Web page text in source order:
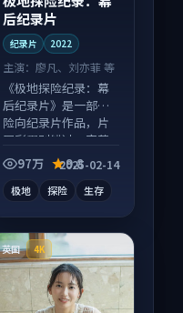
后纪录片
纪录片 2022
主演：廖凡、刘亦菲 等
《极地探险纪录：幕
后纪录片》是一部冒
险向纪录片作品，片
尾彩蛋别错过，字幕
区常有惊喜。
97万 9.8
2025-02-14
极地 探险 生存
英国 4K